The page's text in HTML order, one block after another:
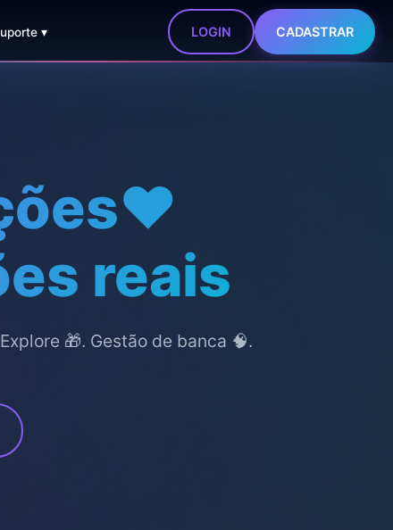
▾ LOGIN CADASTRAR
reais
🎁. Gestão de banca 🧠.